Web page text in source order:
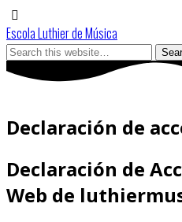
Escola Luthier de Música
Declaración de
Declaración de
Web de